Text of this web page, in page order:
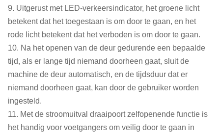
9. Uitgerust met LED-verkeersindicator, het groene licht
betekent dat het toegestaan is om door te gaan, en het
rode licht betekent dat het verboden is om door te gaan.
10. Na het openen van de deur gedurende een bepaalde
tijd, als er lange tijd niemand doorheen gaat, sluit de
machine de deur automatisch, en de tijdsduur dat er
niemand doorheen gaat, kan door de gebruiker worden
ingesteld.
11. Met de stroomuitval draaipoort zelfopenende functie is
het handig voor voetgangers om veilig door te gaan in